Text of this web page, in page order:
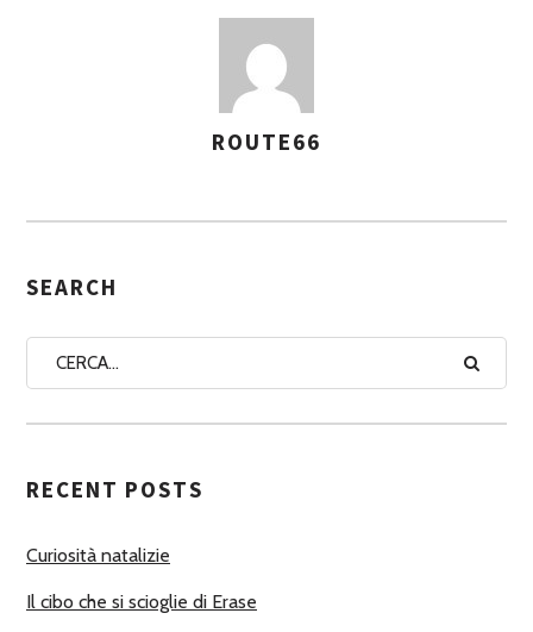
S
G
A
U
O
I
ROUTE66
SEARCH
RECENT POSTS
Curiosità natalizie
Il cibo che si scioglie di Erase